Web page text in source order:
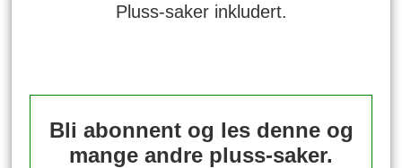
Pluss-saker inkludert.
Bli abonnent og les denne og
mange andre pluss-saker.